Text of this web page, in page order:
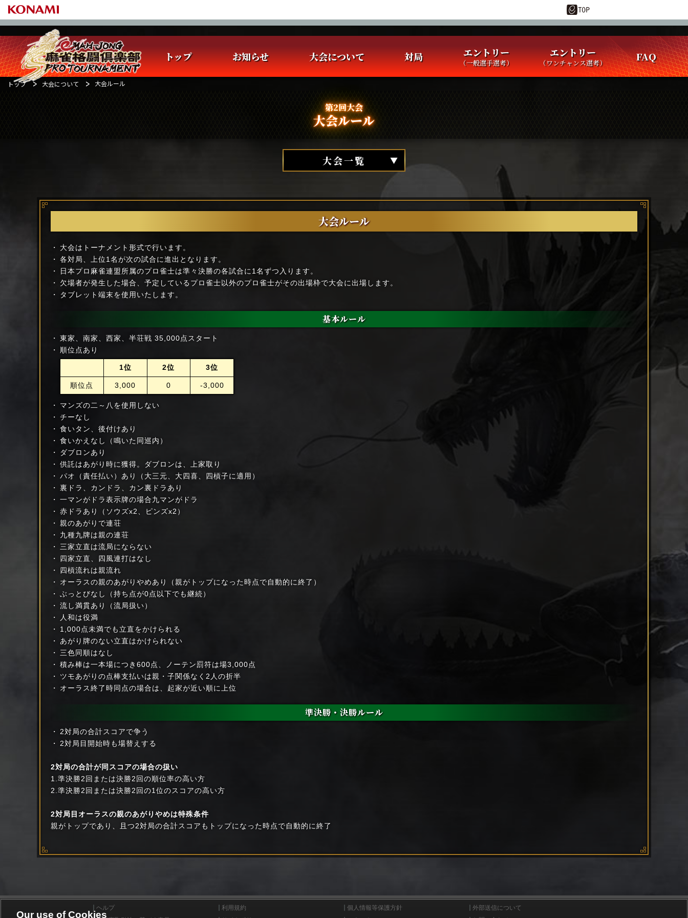
トップ お知らせ 大会について
大会ルール
対局
対局一覧・結果
エントリー
（一般選手選考）
一般選手選考について エントリー者向けページ
エントリー
（ワンチャンス選考）
ワンチャンス選考について
FAQ
トップ 大会について 大会ルール
第2回大会
大会ルール
大会一覧
大会ルール
大会はトーナメント形式で行います。
各対局、上位1名が次の試合に進出となります。
日本プロ麻雀連盟所属のプロ雀士は準々決勝の各試合に1名ずつ入ります。
欠場者が発生した場合、予定しているプロ雀士以外のプロ雀士がその出場枠で大会に出場します。
タブレット端末を使用いたします。
基本ルール
東家、南家、西家、半荘戦 35,000点スタート
順位点あり
順位点
1位
3,000
2位
0
3位
-3,000
マンズの二～八を使用しない
チーなし
食いタン、後付けあり
食いかえなし（鳴いた同巡内）
ダブロンあり
供託はあがり時に獲得。ダブロンは、上家取り
パオ（責任払い）あり（大三元、大四喜、四槓子に適用）
裏ドラ、カンドラ、カン裏ドラあり
一マンがドラ表示牌の場合九マンがドラ
赤ドラあり（ソウズx2、ピンズx2）
親のあがりで連荘
九種九牌は親の連荘
三家立直は流局にならない
四家立直、四風連打はなし
四槓流れは親流れ
オーラスの親のあがりやめあり（親がトップになった時点で自動的に終了）
ぶっとびなし（持ち点が0点以下でも継続）
流し満貫あり（流局扱い）
人和は役満
1,000点未満でも立直をかけられる
あがり牌のない立直はかけられない
三色同順はなし
積み棒は一本場につき600点、ノーテン罰符は場3,000点
ツモあがりの点棒支払いは親・子関係なく2人の折半
オーラス終了時同点の場合は、起家が近い順に上位
準決勝・決勝ルール
2対局の合計スコアで争う
2対局目開始時も場替えする
2対局の合計が同スコアの場合の扱い
1.準決勝2回または決勝2回の順位率の高い方
2.準決勝2回または決勝2回の1位のスコアの高い方
2対局目オーラスの親のあがりやめは特殊条件
親がトップであり、且つ2対局の合計スコアもトップになった時点で自動的に終了
ヘルプ 利用規約 個人情報等保護方針
外部送信について
Our use of Cookies